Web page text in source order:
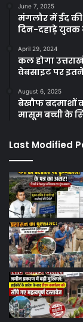
June 7, 2025
मंगलौर में ईद
दिन-दहाड़े युवक
April 29, 2024
कल होगा
वेबसाइट पर
August 6, 2025
बेखौफ बदमाशों
मासूम बच्ची के
Last Modified